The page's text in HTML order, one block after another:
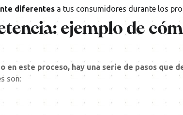
diferentes a tus consumidores durante los
ejemplo de
en este proceso, hay una serie de pasos que
son: